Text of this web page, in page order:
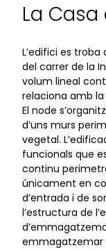
La
L’edifici es
del carrer de la
volum lineal
relaciona amb
El node
d’uns murs
vegetal.
funcionals que
continu
únicament en
d’entrada i de
l’estructura de
emmagatzemar